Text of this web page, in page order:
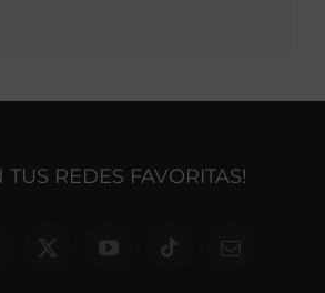
REDES FAVORITAS!